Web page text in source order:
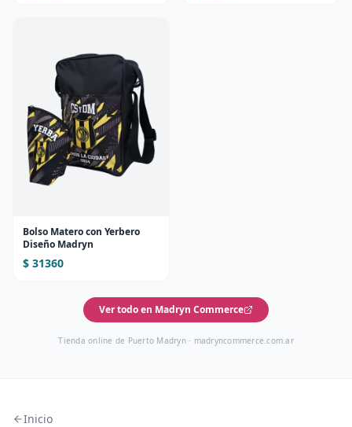
Bolso Matero con Yerbero
Diseño Madryn
$ 31360
Ver todo en Madryn Commerce
Tienda online de Puerto Madryn · madryncommerce.com.ar
Inicio